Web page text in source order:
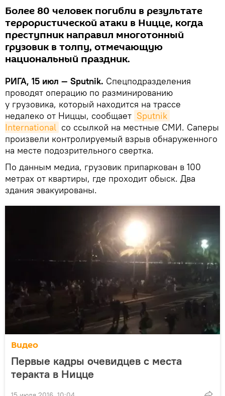
Более 80 человек погибли в результате
террористической атаки в Ницце, когда
преступник направил многотонный
грузовик в толпу, отмечающую
национальный праздник.
РИГА, 15 июл — Sputnik. Спецподразделения
проводят операцию по разминированию
у грузовика, который находится на трассе
недалеко от Ниццы, сообщает Sputnik
International со ссылкой на местные СМИ. Саперы
произвели контролируемый взрыв обнаруженного
на месте подозрительного свертка.
По данным медиа, грузовик припаркован в 100
метрах от квартиры, где проходит обыск. Два
здания эвакуированы.
Видео
Первые кадры очевидцев с места
теракта в Ницце